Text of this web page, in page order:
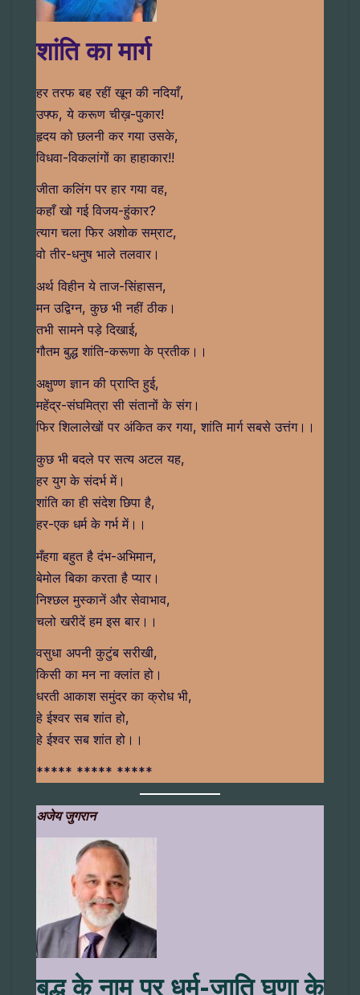
शांति का मार्ग
हर तरफ बह रहीं खून की नदियाँ,
उफ्फ, ये करूण चीख़-पुकार!
हृदय को छलनी कर गया उसके,
विधवा-विकलांगों का हाहाकार!!
जीता कलिंग पर हार गया वह,
कहाँ खो गई विजय-हुंकार?
त्याग चला फिर अशोक सम्राट,
वो तीर-धनुष भाले तलवार।
अर्थ विहीन ये ताज-सिंहासन,
मन उद्विग्न, कुछ भी नहीं ठीक।
तभी सामने पड़े दिखाई,
गौतम बुद्ध शांति-करूणा के प्रतीक।।
अक्षुण्ण ज्ञान की प्राप्ति हुई,
महेंद्र-संघमित्रा सी संतानों के संग।
फिर शिलालेखों पर अंकित कर गया, शांति मार्ग सबसे उत्तंग।।
कुछ भी बदले पर सत्य अटल यह,
हर युग के संदर्भ में।
शांति का ही संदेश छिपा है,
हर-एक धर्म के गर्भ में।।
मँहगा बहुत है दंभ-अभिमान,
बेमोल बिका करता है प्यार।
निश्छल मुस्कानें और सेवाभाव,
चलो खरीदें हम इस बार।।
वसुधा अपनी कुटुंब सरीखी,
किसी का मन ना क्लांत हो।
धरती आकाश समुंदर का क्रोध भी,
हे ईश्वर सब शांत हो,
हे ईश्वर सब शांत हो।।
***** ***** *****
अजेय जुगरान
बुद्ध के नाम पर धर्म-जाति घृणा के